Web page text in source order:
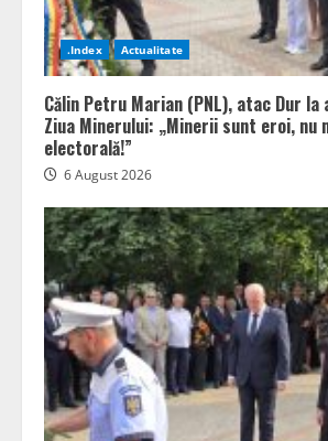
.Index Actualitate
Călin Petru Marian (PNL), atac Dur la
Ziua Minerului: „Minerii sunt eroi, nu
electorală!”
6 August 2026